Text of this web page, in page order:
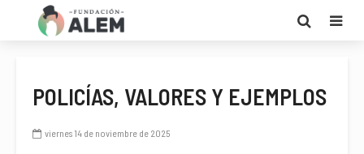
POLICÍAS, VALORES Y EJEMPLOS
viernes 14 de noviembre de 2025